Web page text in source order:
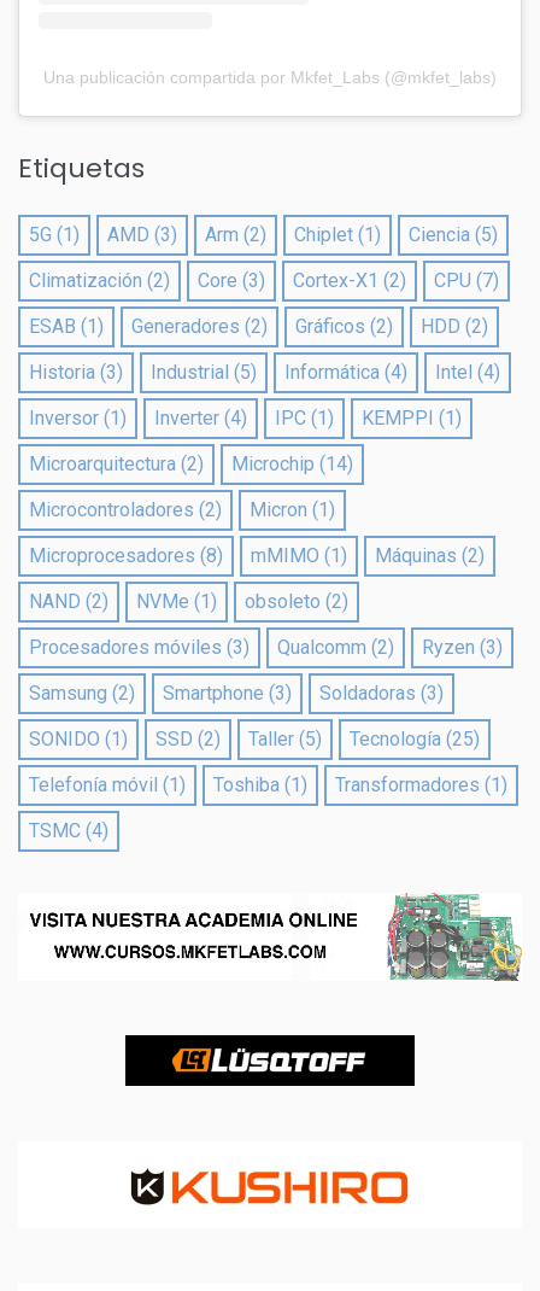
Una publicación compartida por Mkfet_Labs (@mkfet_labs)
Etiquetas
5G (1) AMD (3) Arm (2) Chiplet (1) Ciencia (5)
Climatización (2) Core (3) Cortex-X1 (2) CPU (7)
ESAB (1) Generadores (2) Gráficos (2) HDD (2)
Historia (3) Industrial (5) Informática (4) Intel (4)
Inversor (1) Inverter (4) IPC (1) KEMPPI (1)
Microarquitectura (2) Microchip (14)
Microcontroladores (2) Micron (1)
Microprocesadores (8) mMIMO (1) Máquinas (2)
NAND (2) NVMe (1) obsoleto (2)
Procesadores móviles (3) Qualcomm (2) Ryzen (3)
Samsung (2) Smartphone (3) Soldadoras (3)
SONIDO (1) SSD (2) Taller (5) Tecnología (25)
Telefonía móvil (1) Toshiba (1) Transformadores (1)
TSMC (4)